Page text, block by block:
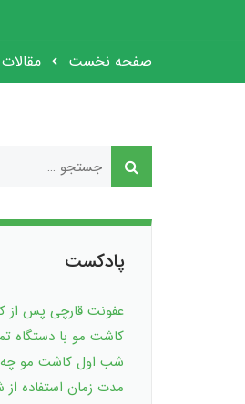
صفحه نخست مقالات
پادکست
عفونت قارچی پس از
کاشت مو با دستگاه
شب اول کاشت مو چه
مدت زمان استفاده از